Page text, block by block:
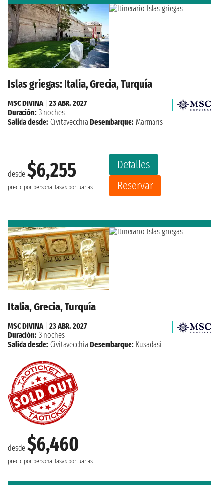
Islas griegas: Italia, Grecia, Turquía
desde $6,255
precio por persona Tasas portuarias
Detalles
Reservar
MSC DIVINA| 23 ABR. 2027
Duración: 3 noches
Salida desde: Civitavecchia Desembarque: Marmaris
Italia, Grecia, Turquía
desde $6,460
precio por persona Tasas portuarias
MSC DIVINA| 23 ABR. 2027
Duración: 3 noches
Salida desde: Civitavecchia Desembarque: Kusadasi